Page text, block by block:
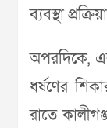
ব্যবস্থা
অপরদিকে,
ধর্ষণের
রাতে